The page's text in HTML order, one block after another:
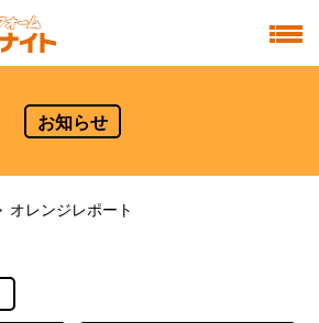
お知らせ
オレンジレポート